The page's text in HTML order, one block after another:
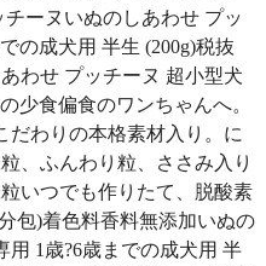
ーヌいぬのしあわせ プッ
の成犬用 半生 (200g)税抜
わせ プッチーヌ 超小型犬
少食偏食のワンちゃんへ。
だわりの本格素材入り。に
、ふんわり粒、ささみ入り
いつでも作りたて、脱酸素
包)着色料香料無添加いぬの
用 1歳?6歳までの成犬用 半